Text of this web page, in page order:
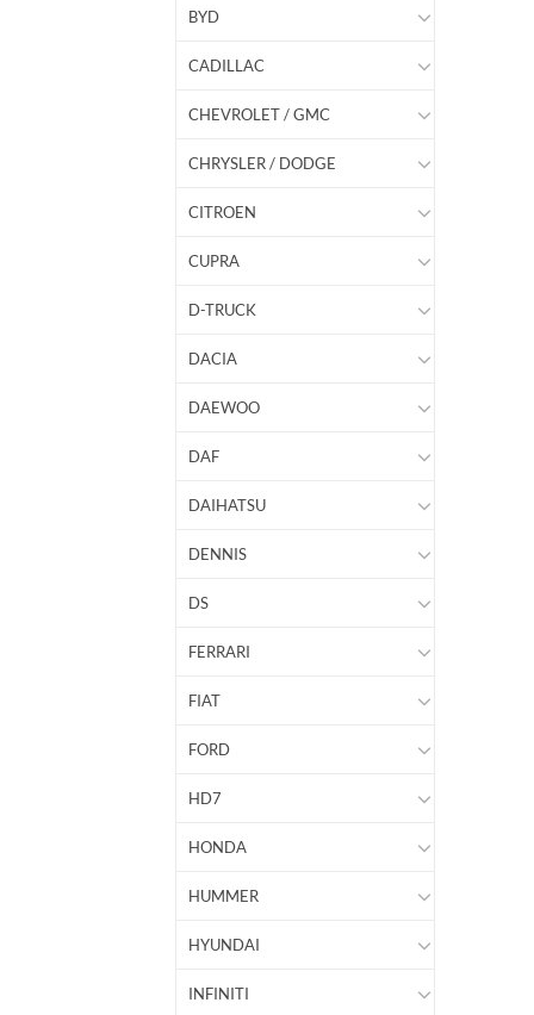
BYD
CADILLAC
CHEVROLET / GMC
CHRYSLER / DODGE
CITROEN
CUPRA
D-TRUCK
DACIA
DAEWOO
DAF
DAIHATSU
DENNIS
DS
FERRARI
FIAT
FORD
HD7
HONDA
HUMMER
HYUNDAI
INFINITI